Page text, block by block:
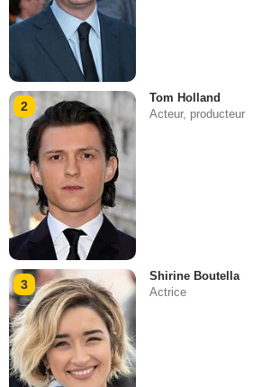
2
Tom Holland
Acteur, producteur
3
Shirine Boutella
Actrice